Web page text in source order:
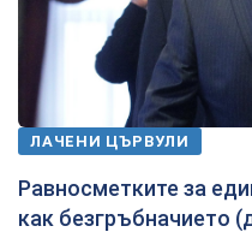
ЛАЧЕНИ ЦЪРВУЛИ
Равносметките за
как безгръбначието